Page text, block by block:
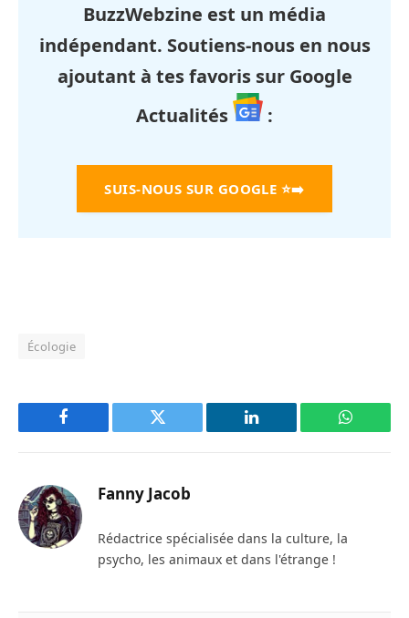
BuzzWebzine est un média
indépendant. Soutiens-nous en nous
ajoutant à tes favoris sur Google
Actualités
:
SUIS-NOUS SUR GOOGLE ⭐➡️
Écologie
Facebook Twitter LinkedIn
Fanny Jacob
Rédactrice spécialisée dans la culture, la
psycho, les animaux et dans l'étrange !